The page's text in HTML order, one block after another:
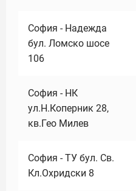
София - Надежда
бул. Ломско шосе
106
София - НК
ул.Н.Коперник 28,
кв.Гео Милев
София - ТУ бул. Св.
Кл.Охридски 8